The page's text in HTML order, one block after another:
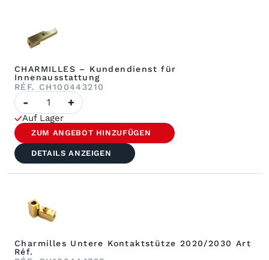
CHARMILLES – Kundendienst für
Innenausstattung
RÉF. CH100443210
Anzahl
der
CHARMILLES
–
Kontakt
zum
Kundendienst
- +
Auf Lager
ZUM ANGEBOT HINZUFÜGEN
DETAILS ANZEIGEN
Charmilles Untere Kontaktstütze 2020/2030 Art
Réf.